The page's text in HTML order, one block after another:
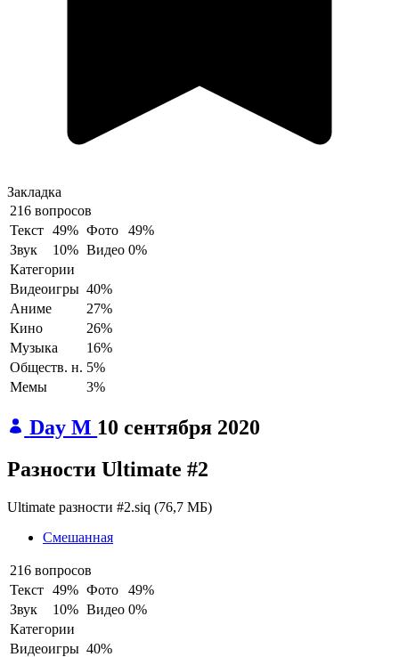
Закладка
216 вопросов
Текст 49% Фото
49%
Звук
10% Видео 0%
Категории
Видеоигры 40%
Аниме
27%
Кино
26%
Музыка
16%
Обществ. н. 5%
Мемы
3%
Day M 10 сентября 2020
Разности Ultimate #2
Ultimate разности #2.siq (76,7 МБ)
Смешанная
216 вопросов
Текст 49% Фото
49%
Звук
10% Видео 0%
Категории
Видеоигры 40%